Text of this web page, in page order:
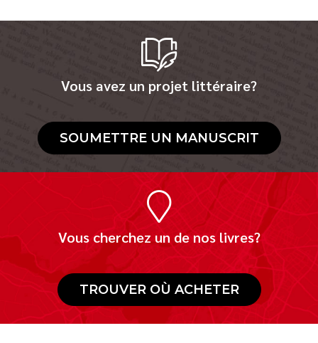
Vous avez un projet littéraire?
SOUMETTRE UN MANUSCRIT
Vous cherchez un de nos livres?
TROUVER OÙ ACHETER